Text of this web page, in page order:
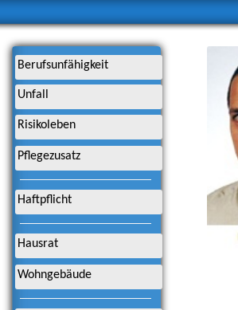
Berufsunfähigkeit
Unfall
Risikoleben
Pflegezusatz
Haftpflicht
Hausrat
Wohngebäude